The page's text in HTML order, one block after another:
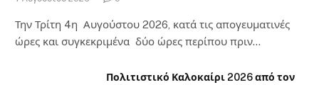
Την Τρίτη 4η Αυγούστου 2026, κατά τις απογευματινές
ώρες και συγκεκριμένα δύο ώρες περίπου πριν…
Πολιτιστικό Καλοκαίρι 2026 από τον